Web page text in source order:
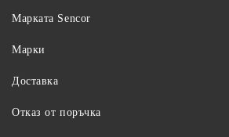
Maрката Sencor
Марки
Доставка
Отказ от поръчка